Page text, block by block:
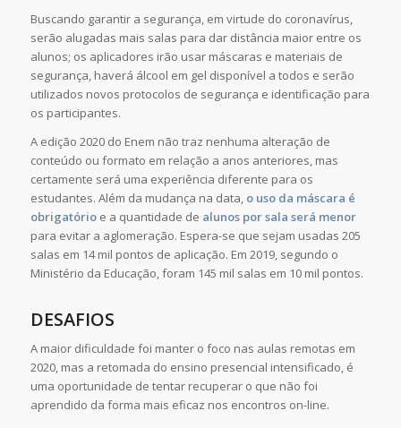
Buscando garantir a segurança, em virtude do coronavírus,
serão alugadas mais salas para dar distância maior entre os
alunos; os aplicadores irão usar máscaras e materiais de
segurança, haverá álcool em gel disponível a todos e serão
utilizados novos protocolos de segurança e identificação para
os participantes.
A edição 2020 do Enem não traz nenhuma alteração de
conteúdo ou formato em relação a anos anteriores, mas
certamente será uma experiência diferente para os
estudantes. Além da mudança na data, o uso da máscara é
obrigatórioe a quantidade de alunos por sala será menor
para evitar a aglomeração. Espera-se que sejam usadas 205
salas em 14 mil pontos de aplicação. Em 2019, segundo o
Ministério da Educação, foram 145 mil salas em 10 mil pontos.
DESAFIOS
A maior dificuldade foi manter o foco nas aulas remotas em
2020, mas a retomada do ensino presencial intensificado, é
uma oportunidade de tentar recuperar o que não foi
aprendido da forma mais eficaz nos encontros on-line.